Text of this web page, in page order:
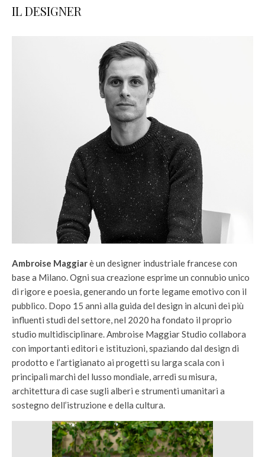
IL DESIGNER
Ambroise Maggiarè un designer industriale francese con
base a Milano. Ogni sua creazione esprime un connubio unico
di rigore e poesia, generando un forte legame emotivo con il
pubblico. Dopo 15 anni alla guida del design in alcuni dei più
influenti studi del settore, nel 2020 ha fondato il proprio
studio multidisciplinare. Ambroise Maggiar Studio collabora
con importanti editori e istituzioni, spaziando dal design di
prodotto e l’artigianato ai progetti su larga scala con i
principali marchi del lusso mondiale, arredi su misura,
architettura di case sugli alberi e strumenti umanitari a
sostegno dell’istruzione e della cultura.